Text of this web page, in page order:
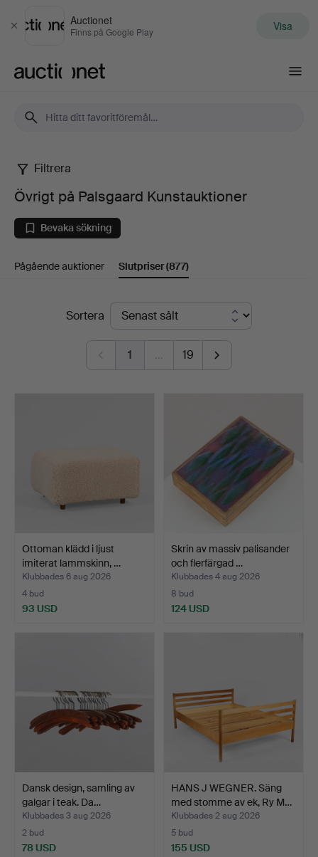
Stäng
Auctionet
Finns på Google Play Visa
Övrigt
på
Palsgaard
Kunstauktioner
Filtrera
Övrigt på Palsgaard Kunstauktioner
Bevaka sökning
Pågående auktioner Slutpriser(877)
SlutpriserSortera
1 … 19
Ottoman klädd i ljust
imiterat lammskinn, …
Klubbades 6 aug 2026
4 bud
93 USD
Skrin av massiv palisander
och flerfärgad …
Klubbades 4 aug 2026
8 bud
124 USD
Dansk design, samling av
galgar i teak. Da…
Klubbades 3 aug 2026
2 bud
78 USD
HANS J WEGNER. Säng
med stomme av ek, Ry M…
Klubbades 2 aug 2026
5 bud
155 USD